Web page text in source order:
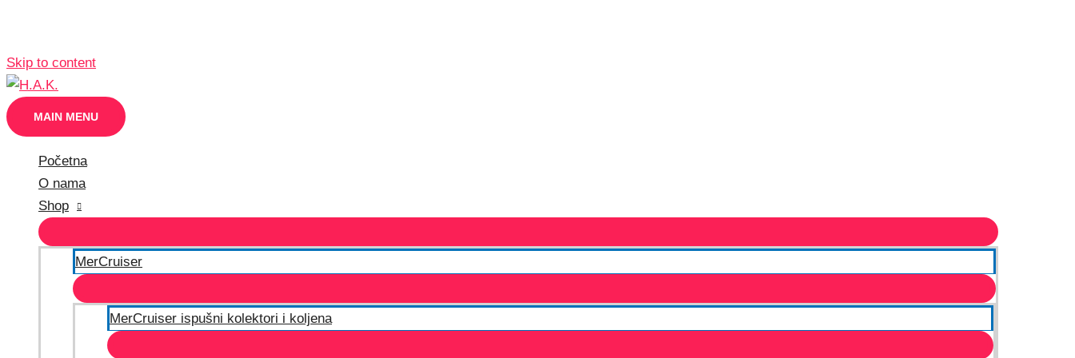
Skip to content
MAIN MENU
Početna
O nama
Shop
MerCruiser
MerCruiser ispušni kolektori i koljena